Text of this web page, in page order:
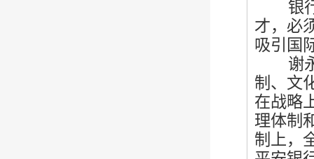
银行
才，必
吸引国
谢永
制、文
在战略
理体制
制上，